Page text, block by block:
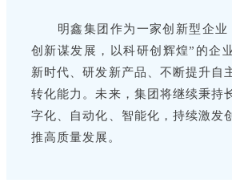
明鑫集团作为一家创新型企业
创新谋发展，以科研创辉煌”的企
新时代、研发新产品、不断提升自
转化能力。未来，集团将继续秉持
字化、自动化、智能化，持续激发
推高质量发展。